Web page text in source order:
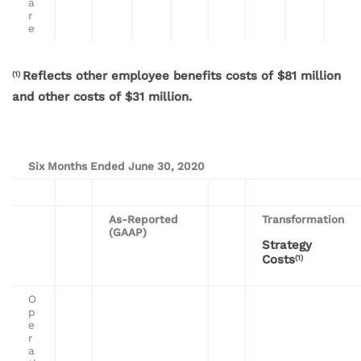
r
e
(1) Reflects other employee benefits costs of $81 million
and other costs of $31 million.
Six Months Ended June 30, 2020
As-Reported
(GAAP)
Transformation
Strategy
Costs(1)
O
p
e
r
a